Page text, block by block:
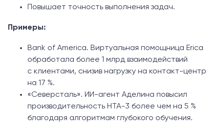
Повышает точность выполнения задач.
Примеры:
Bank of America. Виртуальная помощница Erica
обработала более 1 млрд взаимодействий
с клиентами, снизив нагрузку на контакт-центр
на 17 %.
«Северсталь». ИИ-агент Аделина повысил
производительность НТА-3 более чем на 5 %
благодаря алгоритмам глубокого обучения.